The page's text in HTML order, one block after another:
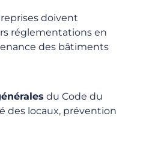
doivent
réglementations en
des bâtiments
du Code du
des locaux, prévention